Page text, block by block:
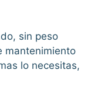
sin peso
mantenimiento
lo necesitas,